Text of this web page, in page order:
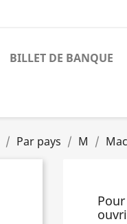
BILLET DE BANQUE
Par pays M